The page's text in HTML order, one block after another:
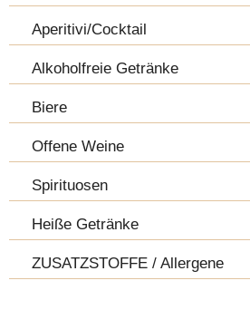
Aperitivi/Cocktail
Alkoholfreie Getränke
Biere
Offene Weine
Spirituosen
Heiße Getränke
ZUSATZSTOFFE / Allergene